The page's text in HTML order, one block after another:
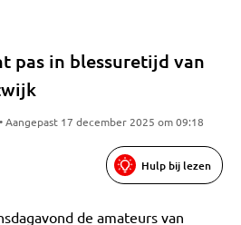
pas in blessuretijd van
Aangepast 17 december 2025 om 09:18
Hulp bij lezen
de amateurs van